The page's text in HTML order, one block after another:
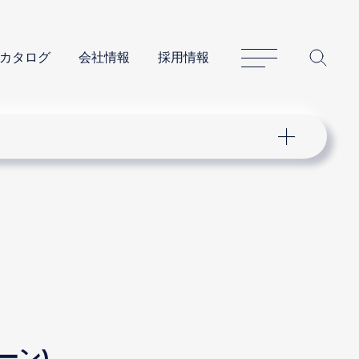
タログ 会社情報 採用情報
サイトマップ